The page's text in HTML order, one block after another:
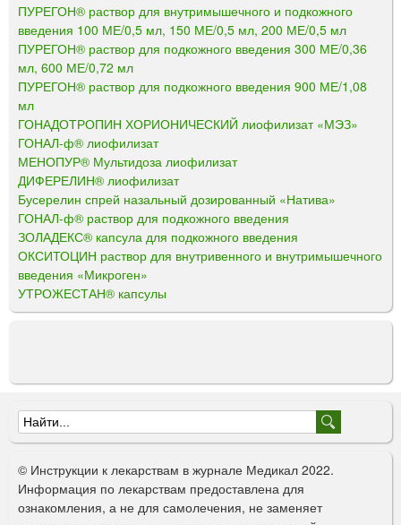
ПУРЕГОН® раствор для внутримышечного и подкожного
введения 100 МЕ/0,5 мл, 150 МЕ/0,5 мл, 200 МЕ/0,5 мл
ПУРЕГОН® раствор для подкожного введения 300 МЕ/0,36
мл, 600 МЕ/0,72 мл
ПУРЕГОН® раствор для подкожного введения 900 МЕ/1,08
мл
ГОНАДОТРОПИН ХОРИОНИЧЕСКИЙ лиофилизат «МЭЗ»
ГОНАЛ-ф® лиофилизат
МЕНОПУР® Мультидоза лиофилизат
ДИФЕРЕЛИН® лиофилизат
Бусерелин спрей назальный дозированный «Натива»
ГОНАЛ-ф® раствор для подкожного введения
ЗОЛАДЕКС® капсула для подкожного введения
ОКСИТОЦИН раствор для внутривенного и внутримышечного
введения «Микроген»
УТРОЖЕСТАН® капсулы
Ф
о
р
м
© Инструкции к лекарствам в журнале Медикал 2022.
Информация по лекарствам предоставлена для
ознакомления, а не для самолечения, не заменяет